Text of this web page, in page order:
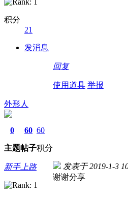
积分
21
发消息
回复
使用道具 举报
外形人
0
主题
60
帖子
60
积分
新手上路 发表于 2019-1-3
谢谢分享